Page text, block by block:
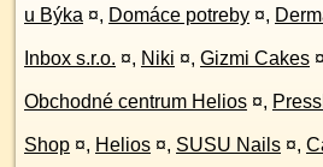
u Býka ¤, Domáce potreby ¤,
Inbox s.r.o. ¤, Niki ¤, Gizmi Cakes ¤
Obchodné centrum Helios ¤,
Shop ¤, Helios ¤, SUSU Nails ¤,